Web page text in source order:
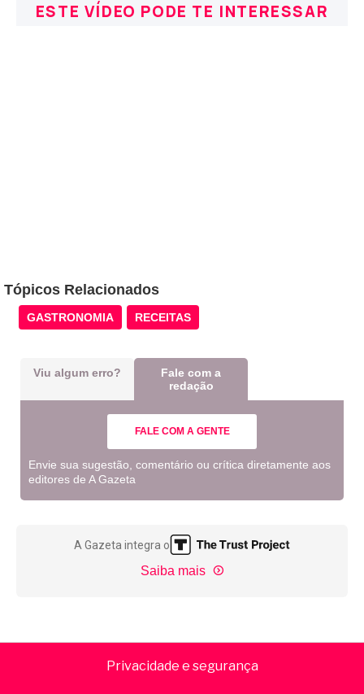
ESTE VÍDEO PODE TE INTERESSAR
Tópicos Relacionados
GASTRONOMIA RECEITAS
Viu algum erro?
Fale com a
redação
FALE COM A GENTE
Envie sua sugestão, comentário ou crítica diretamente aos
editores de A Gazeta
A Gazeta integra o
Saiba mais
Privacidade e segurança